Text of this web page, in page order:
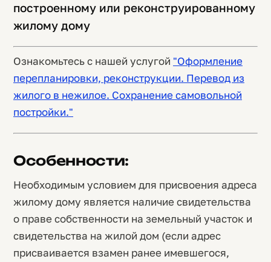
построенному или реконструированному
жилому дому
Ознакомьтесь с нашей услугой "Оформление
перепланировки, реконструкции. Перевод из
жилого в нежилое. Сохранение самовольной
постройки."
Особенности:
Необходимым условием для присвоения адреса
жилому дому является наличие свидетельства
о праве собственности на земельный участок и
свидетельства на жилой дом (если адрес
присваивается взамен ранее имевшегося,